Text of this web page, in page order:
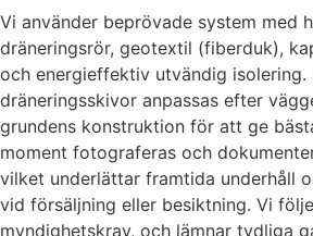
Vi använder beprövade system med
dräneringsrör, geotextil (fiberduk),
och energieffektiv utvändig isolering.
dräneringsskivor anpassas efter
grundens konstruktion för att ge
moment fotograferas och
vilket underlättar framtida underhåll
vid försäljning eller besiktning. Vi
myndighetskrav, och lämnar tydliga